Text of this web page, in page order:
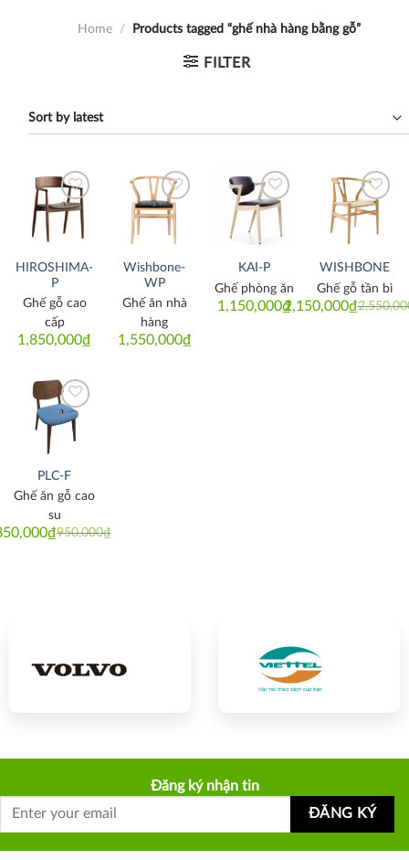
Home / Products tagged “ghế nhà hàng bằng gỗ”
FILTER
Thích
HIROSHIMA-
P
1,850,000₫
Ghế gỗ cao
cấp
Thích
Wishbone-
WP
1,550,000₫
Ghế ăn nhà
hàng
Thích
KAI-P
1,150,000₫
Ghế phòng ăn
Thích
WISHBONE
Original
2,150,000₫Current
Ghế gỗ tần bì
Thích
PLC-F
950,000₫
Original
₫Current
Ghế ăn gỗ cao
su
Đăng ký nhận tin